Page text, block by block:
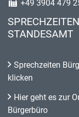
+49 3904 479
STANDESAMT
Sprechzeiten
klicken
Hier geht es zur
Bürgerbüro